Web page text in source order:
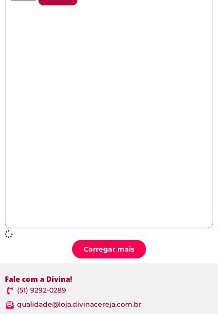
Carregar mais
Fale com a Divina!
(51) 9292-0289
qualidade@loja.divinacereja.com.br